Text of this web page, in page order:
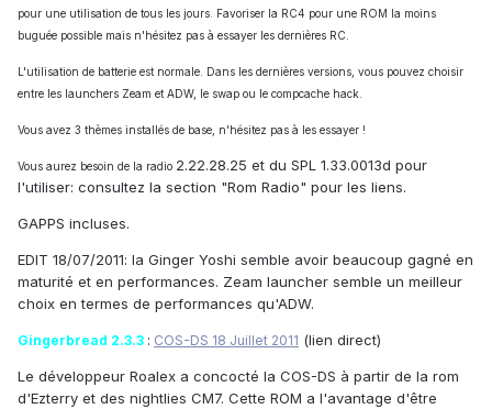
pour une utilisation de tous les jours. Favoriser la RC4 pour une ROM la moins
buguée possible mais n'hésitez pas à essayer les dernières RC.
L'utilisation de batterie est normale. Dans les dernières versions, vous pouvez choisir
entre les launchers Zeam et ADW, le swap ou le compcache hack.
Vous avez 3 thèmes installés de base, n'hésitez pas à les essayer !
Vous aurez besoin de la radio 2.22.28.25 et du SPL 1.33.0013d pour
l'utiliser: consultez la section "Rom Radio" pour les liens.
GAPPS incluses.
EDIT 18/07/2011: la Ginger Yoshi semble avoir beaucoup gagné en
maturité et en performances. Zeam launcher semble un meilleur
choix en termes de performances qu'ADW.
Gingerbread 2.3.3 : COS-DS 18 Juillet 2011 (lien direct)
Le développeur Roalex a concocté la COS-DS à partir de la rom
d'Ezterry et des nightlies CM7. Cette ROM a l'avantage d'être